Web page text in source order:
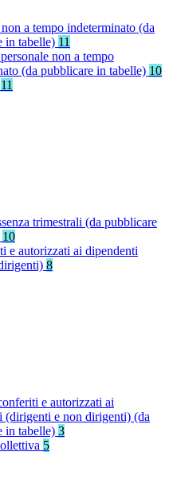
a tempo indeterminato (da
in tabelle) 11
non a tempo
(da pubblicare in tabelle) 10
11
trimestrali (da pubblicare
10
e autorizzati ai dipendenti
8
e autorizzati ai
(dirigenti e non dirigenti) (da
in tabelle) 3
5